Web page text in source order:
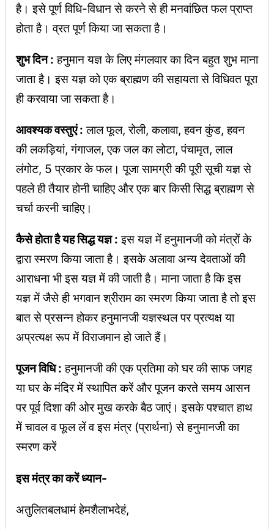
है। इसे पूर्ण विधि-विधान से करने से ही मनवांछित फल प्राप्त
होता है। व्रत पूर्ण किया जा सकता है।
शुभ दिन : हनुमान यज्ञ के लिए मंगलवार का दिन बहुत शुभ माना
जाता है। इस यज्ञ को एक ब्राह्मण की सहायता से विधिवत पूरा
ही करवाया जा सकता है।
आवश्यक वस्तुएं : लाल फूल, रोली, कलावा, हवन कुंड, हवन
की लकड़ियां, गंगाजल, एक जल का लोटा, पंचामृत, लाल
लंगोट, 5 प्रकार के फल। पूजा सामग्री की पूरी सूची यज्ञ से
पहले ही तैयार होनी चाहिए और एक बार किसी सिद्ध ब्राह्मण से
चर्चा करनी चाहिए।
कैसे होता है यह सिद्ध यज्ञ : इस यज्ञ में हनुमानजी को मंत्रों के
द्वारा स्मरण किया जाता है। इसके अलावा अन्य देवताओं की
आराधना भी इस यज्ञ में की जाती है। माना जाता है कि इस
यज्ञ में जैसे ही भगवान श्रीराम का स्मरण किया जाता है तो इस
बात से प्रसन्न होकर हनुमानजी यज्ञस्थल पर प्रत्यक्ष या
अप्रत्यक्ष रूप में विराजमान हो जाते हैं।
पूजन विधि : हनुमानजी की एक प्रतिमा को घर की साफ जगह
या घर के मंदिर में स्थापित करें और पूजन करते समय आसन
पर पूर्व दिशा की ओर मुख करके बैठ जाएं। इसके पश्चात हाथ
में चावल व फूल लें व इस मंत्र (प्रार्थना) से हनुमानजी का
स्मरण करें
इस मंत्र का करें ध्यान-
अतुलितबलधामं हेमशैलाभदेहं,